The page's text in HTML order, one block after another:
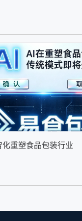
重塑食品包装行业